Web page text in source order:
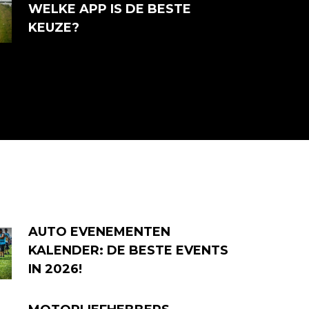
WELKE APP IS DE BESTE
KEUZE?
AUTO EVENEMENTEN
KALENDER: DE BESTE EVENTS
IN 2026!